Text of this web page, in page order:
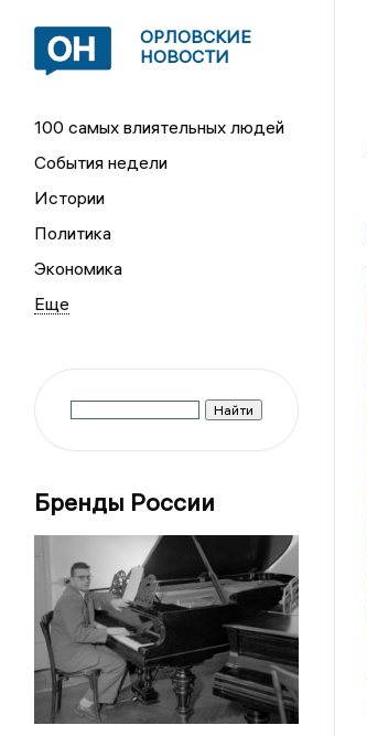
ОРЛОВСКИЕ
НОВОСТИ
100 самых влиятельных людей
События недели
Истории
Политика
Экономика
Бренды России